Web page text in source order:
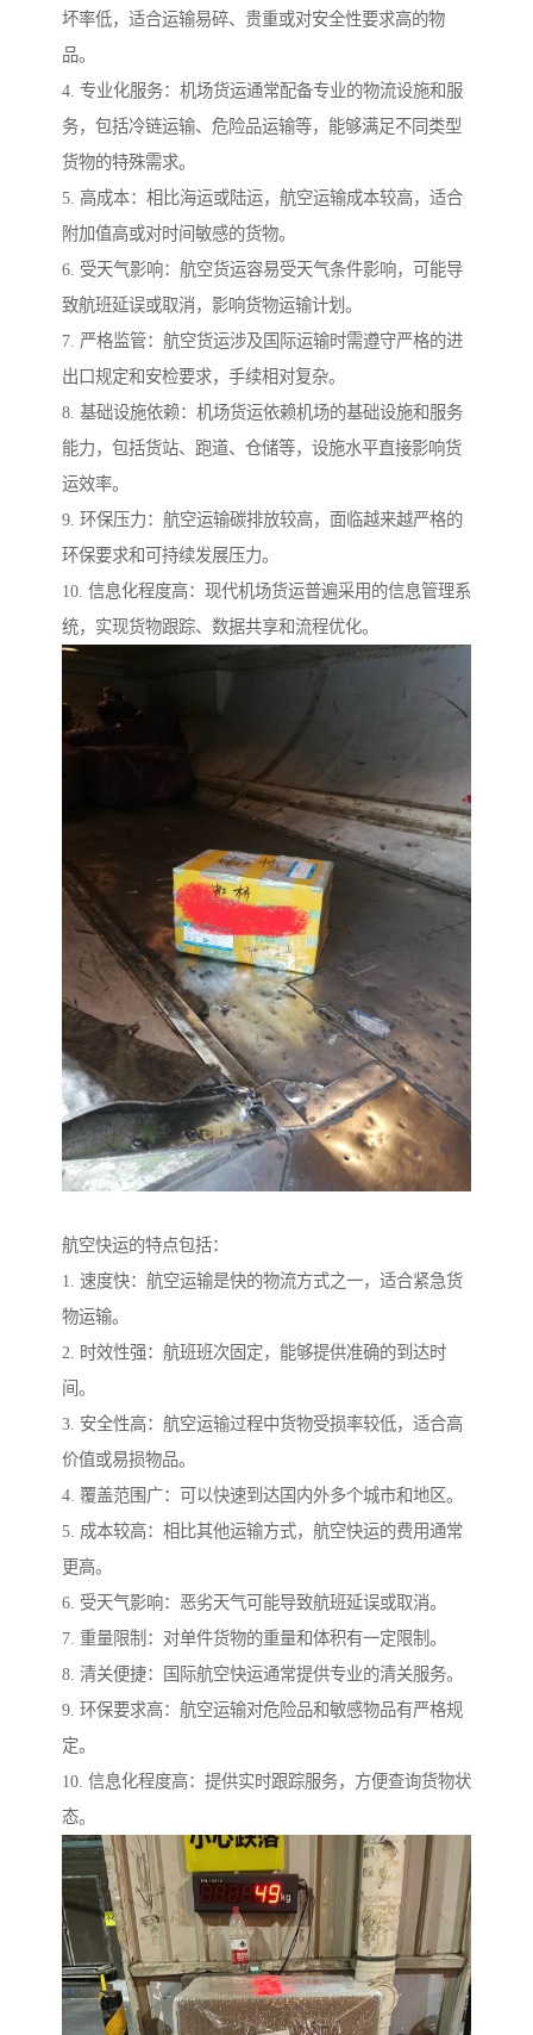
坏率低，适合运输易碎、贵重或对安全性要求高的物
品。
4. 专业化服务：机场货运通常配备专业的物流设施和服
务，包括冷链运输、危险品运输等，能够满足不同类型
货物的特殊需求。
5. 高成本：相比海运或陆运，航空运输成本较高，适合
附加值高或对时间敏感的货物。
6. 受天气影响：航空货运容易受天气条件影响，可能导
致航班延误或取消，影响货物运输计划。
7. 严格监管：航空货运涉及国际运输时需遵守严格的进
出口规定和安检要求，手续相对复杂。
8. 基础设施依赖：机场货运依赖机场的基础设施和服务
能力，包括货站、跑道、仓储等，设施水平直接影响货
运效率。
9. 环保压力：航空运输碳排放较高，面临越来越严格的
环保要求和可持续发展压力。
10. 信息化程度高：现代机场货运普遍采用的信息管理系
统，实现货物跟踪、数据共享和流程优化。
航空快运的特点包括：
1. 速度快：航空运输是快的物流方式之一，适合紧急货
物运输。
2. 时效性强：航班班次固定，能够提供准确的到达时
间。
3. 安全性高：航空运输过程中货物受损率较低，适合高
价值或易损物品。
4. 覆盖范围广：可以快速到达国内外多个城市和地区。
5. 成本较高：相比其他运输方式，航空快运的费用通常
更高。
6. 受天气影响：恶劣天气可能导致航班延误或取消。
7. 重量限制：对单件货物的重量和体积有一定限制。
8. 清关便捷：国际航空快运通常提供专业的清关服务。
9. 环保要求高：航空运输对危险品和敏感物品有严格规
定。
10. 信息化程度高：提供实时跟踪服务，方便查询货物状
态。